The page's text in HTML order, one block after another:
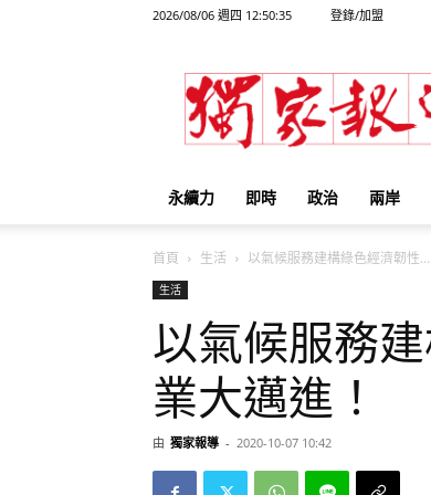
2026/08/06 週四 12:50:35 登錄/加盟
獨
家
報
永續力 即時 政治 兩岸
首頁 生活 以氣候服務建構綠色經濟韌性...
生活
以氣候服務
業大邁進！
由 獨家報導 - 2020-10-07 10:42